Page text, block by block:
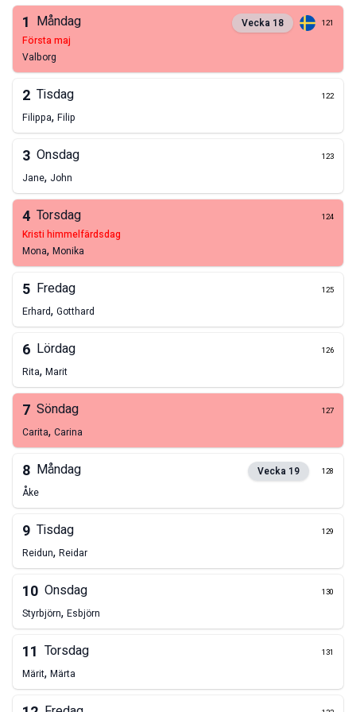
1 Måndag Vecka 18 121
första maj
Valborg
2 Tisdag 122
Filippa, Filip
3 Onsdag 123
Jane, John
4 Torsdag 124
kristi himmelfärdsdag
Mona, Monika
5 Fredag 125
Erhard, Gotthard
6 Lördag 126
Rita, Marit
7 Söndag 127
Carita, Carina
8 Måndag Vecka 19 128
Åke
9 Tisdag 129
Reidun, Reidar
10 Onsdag 130
Styrbjörn, Esbjörn
11 Torsdag 131
Märit, Märta